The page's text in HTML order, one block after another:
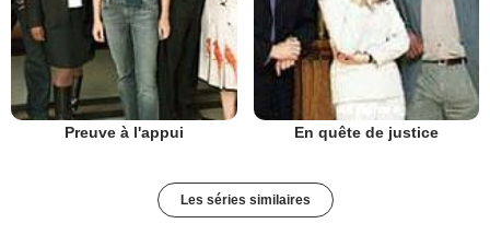
Preuve à l'appui En quête de justice
Les séries similaires